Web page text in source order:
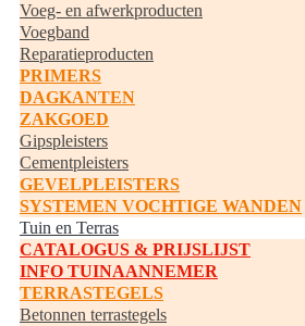
Voeg- en afwerkproducten
Voegband
Reparatieproducten
PRIMERS
DAGKANTEN
ZAKGOED
Gipspleisters
Cementpleisters
GEVELPLEISTERS
SYSTEMEN VOCHTIGE WANDEN
Tuin en Terras
CATALOGUS & PRIJSLIJST
INFO TUINAANNEMER
TERRASTEGELS
Betonnen terrastegels